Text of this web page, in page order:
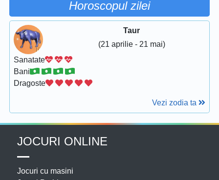
Horoscopul zilei
Taur
(21 aprilie - 21 mai)
Sanatate
Bani
Dragoste
Vezi zodia ta
JOCURI ONLINE
Jocuri cu masini